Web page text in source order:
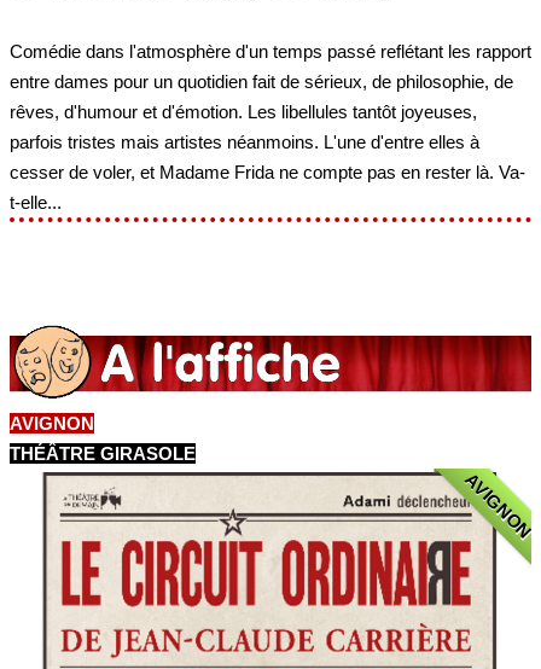
Comédie dans l'atmosphère d'un temps passé reflétant les rapport
entre dames pour un quotidien fait de sérieux, de philosophie, de
rêves, d'humour et d'émotion. Les libellules tantôt joyeuses,
parfois tristes mais artistes néanmoins. L'une d'entre elles à
cesser de voler, et Madame Frida ne compte pas en rester là. Va-
t-elle...
AVIGNON
THÉÂTRE GIRASOLE
AVIGNON